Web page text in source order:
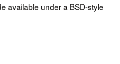
available under a BSD-style